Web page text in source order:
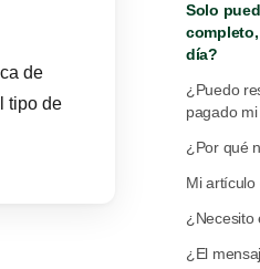
de
tipo de
Solo
día?
¿Puedo
pagado
¿Por qué
Mi
¿Necesito
¿El